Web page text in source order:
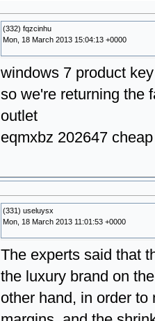
(332) fqzcinhu
Mon, 18 March 2013 15:04:13 +0000
windows 7 product
so we're returning the
outlet
eqmxbz 202647
(331) useluysx
Mon, 18 March 2013 11:01:53 +0000
The experts said that
the luxury brand on
other hand, in order